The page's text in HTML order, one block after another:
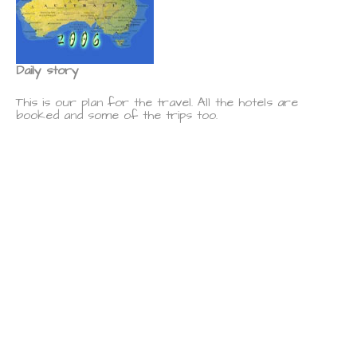
Daily story
This is our plan for the travel. All the hotels are
booked and some of the trips too.